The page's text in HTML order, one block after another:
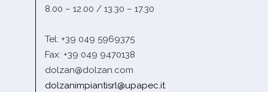
8.00 – 12.00 / 13.30 – 17.30
Tel: +39 049 5969375
Fax: +39 049 9470138
dolzan@dolzan.com
dolzanimpiantisrl@upapec.it